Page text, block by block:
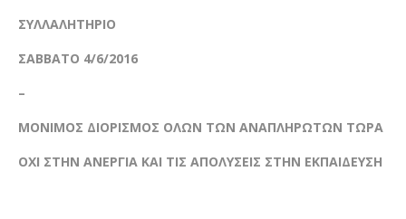
ΣΥΛΛΑΛΗΤΗΡΙΟ
ΣΑΒΒΑΤΟ 4/6/2016
–
ΜΟΝΙΜΟΣ ΔΙΟΡΙΣΜΟΣ ΟΛΩΝ ΤΩΝ ΑΝΑΠΛΗΡΩΤΩΝ ΤΩΡΑ
ΟΧΙ ΣΤΗΝ ΑΝΕΡΓΙΑ ΚΑΙ ΤΙΣ ΑΠΟΛΥΣΕΙΣ ΣΤΗΝ ΕΚΠΑΙΔΕΥΣΗ